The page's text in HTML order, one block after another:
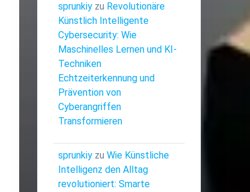
sprunkiyzu Revolutionäre
Künstlich Intelligente
Cybersecurity: Wie
Maschinelles Lernen und KI-
Techniken
Echtzeiterkennung und
Prävention von
Cyberangriffen
Transformieren
sprunkiyzu Wie Künstliche
Intelligenz den Alltag
revolutioniert: Smarte